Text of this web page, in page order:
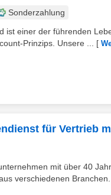
Sonderzahlung
ist einer der führenden
Prinzips. Unsere ...
[
für Vertrieb
mit über 40
verschiedenen Branchen.